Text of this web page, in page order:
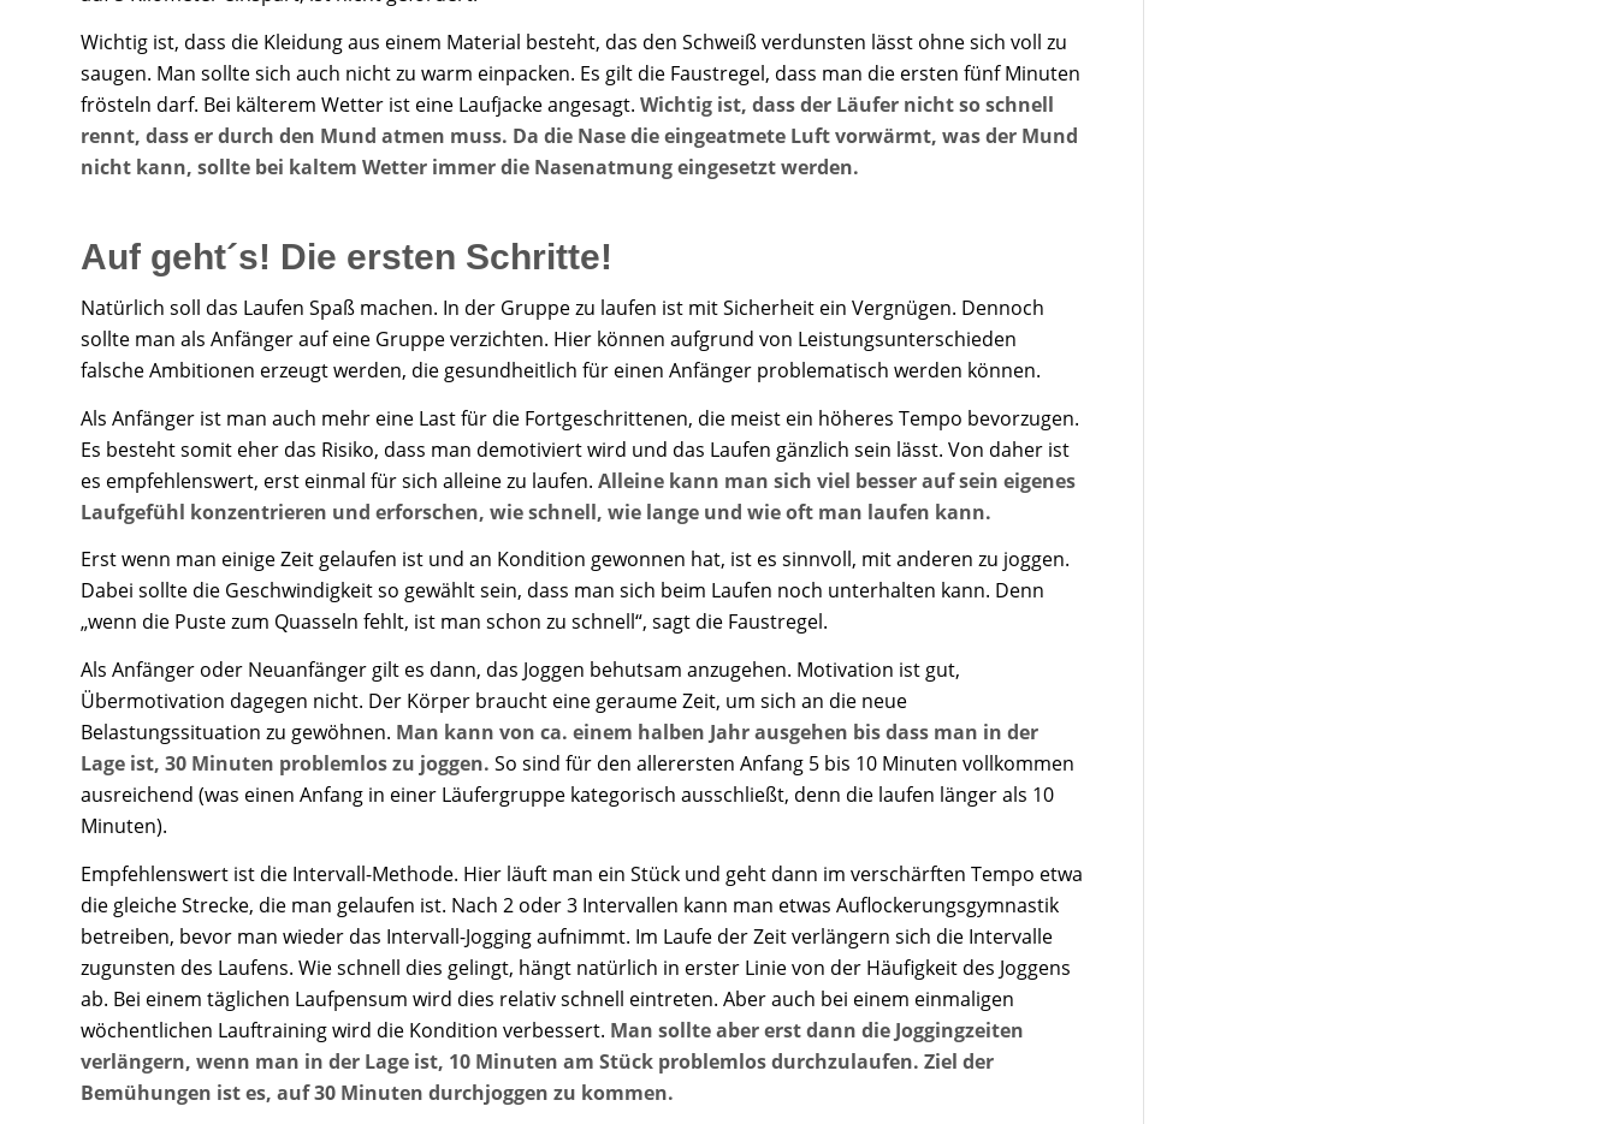
Wichtig ist, dass die Kleidung aus einem Material besteht, das den Schweiß verdunsten lässt ohne sich voll zu
saugen. Man sollte sich auch nicht zu warm einpacken. Es gilt die Faustregel, dass man die ersten fünf Minuten
frösteln darf. Bei kälterem Wetter ist eine Laufjacke angesagt. Wichtig ist, dass der Läufer nicht so schnell
rennt, dass er durch den Mund atmen muss. Da die Nase die eingeatmete Luft vorwärmt, was der Mund
nicht kann, sollte bei kaltem Wetter immer die Nasenatmung eingesetzt werden.
Auf geht´s! Die ersten Schritte!
Natürlich soll das Laufen Spaß machen. In der Gruppe zu laufen ist mit Sicherheit ein Vergnügen. Dennoch
sollte man als Anfänger auf eine Gruppe verzichten. Hier können aufgrund von Leistungsunterschieden
falsche Ambitionen erzeugt werden, die gesundheitlich für einen Anfänger problematisch werden können.
Als Anfänger ist man auch mehr eine Last für die Fortgeschrittenen, die meist ein höheres Tempo bevorzugen.
Es besteht somit eher das Risiko, dass man demotiviert wird und das Laufen gänzlich sein lässt. Von daher ist
es empfehlenswert, erst einmal für sich alleine zu laufen. Alleine kann man sich viel besser auf sein eigenes
Laufgefühl konzentrieren und erforschen, wie schnell, wie lange und wie oft man laufen kann.
Erst wenn man einige Zeit gelaufen ist und an Kondition gewonnen hat, ist es sinnvoll, mit anderen zu joggen.
Dabei sollte die Geschwindigkeit so gewählt sein, dass man sich beim Laufen noch unterhalten kann. Denn
„wenn die Puste zum Quasseln fehlt, ist man schon zu schnell“, sagt die Faustregel.
Als Anfänger oder Neuanfänger gilt es dann, das Joggen behutsam anzugehen. Motivation ist gut,
Übermotivation dagegen nicht. Der Körper braucht eine geraume Zeit, um sich an die neue
Belastungssituation zu gewöhnen. Man kann von ca. einem halben Jahr ausgehen bis dass man in der
Lage ist, 30 Minuten problemlos zu joggen. So sind für den allerersten Anfang 5 bis 10 Minuten vollkommen
ausreichend (was einen Anfang in einer Läufergruppe kategorisch ausschließt, denn die laufen länger als 10
Minuten).
Empfehlenswert ist die Intervall-Methode. Hier läuft man ein Stück und geht dann im verschärften Tempo etwa
die gleiche Strecke, die man gelaufen ist. Nach 2 oder 3 Intervallen kann man etwas Auflockerungsgymnastik
betreiben, bevor man wieder das Intervall-Jogging aufnimmt. Im Laufe der Zeit verlängern sich die Intervalle
zugunsten des Laufens. Wie schnell dies gelingt, hängt natürlich in erster Linie von der Häufigkeit des Joggens
ab. Bei einem täglichen Laufpensum wird dies relativ schnell eintreten. Aber auch bei einem einmaligen
wöchentlichen Lauftraining wird die Kondition verbessert. Man sollte aber erst dann die Joggingzeiten
verlängern, wenn man in der Lage ist, 10 Minuten am Stück problemlos durchzulaufen. Ziel der
Bemühungen ist es, auf 30 Minuten durchjoggen zu kommen.